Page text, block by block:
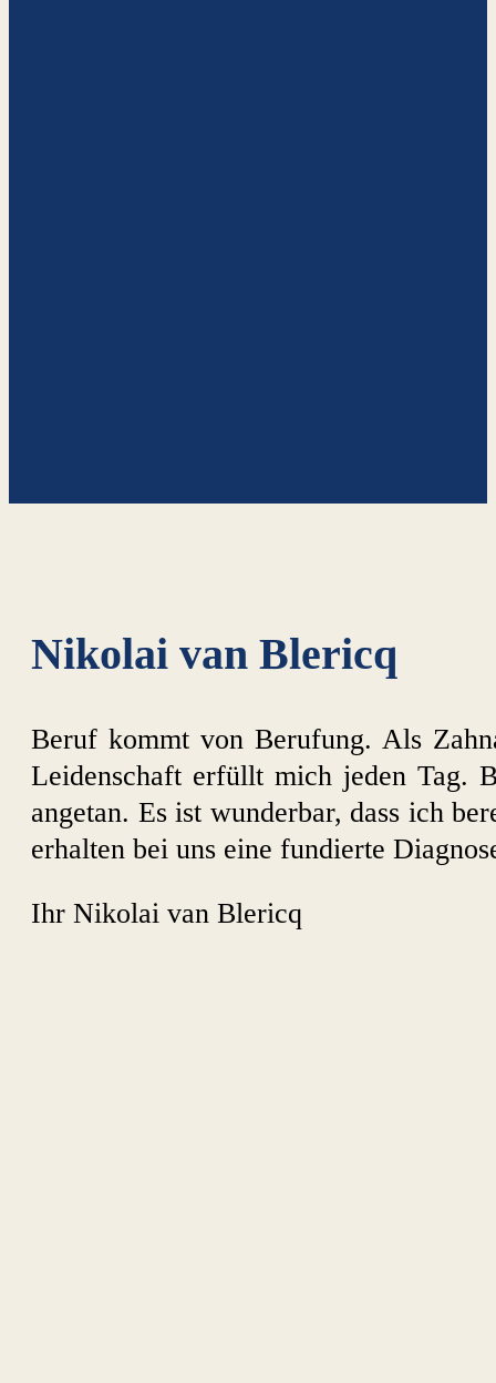
Nikolai van Blericq
Beruf kommt von Berufung. Als
Leidenschaft erfüllt mich jeden Tag.
angetan. Es ist wunderbar, dass ich
erhalten bei uns eine fundierte
Ihr Nikolai van Blericq